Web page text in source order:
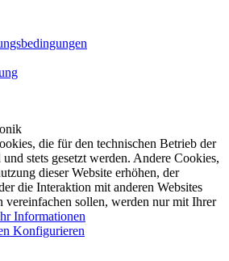
die für den technischen Betrieb der
stets gesetzt werden. Andere Cookies,
dieser Website erhöhen, der
die Interaktion mit anderen Websites
vereinfachen sollen, werden nur mit Ihrer
Informationen
Konfigurieren